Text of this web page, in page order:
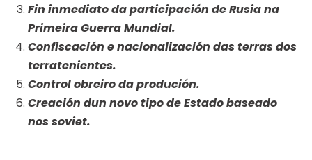
Fin inmediato da participación de Rusia na
Primeira Guerra Mundial.
Confiscación e nacionalización das terras dos
terratenientes.
Control obreiro da produción.
Creación dun novo tipo de Estado baseado
nos soviet.